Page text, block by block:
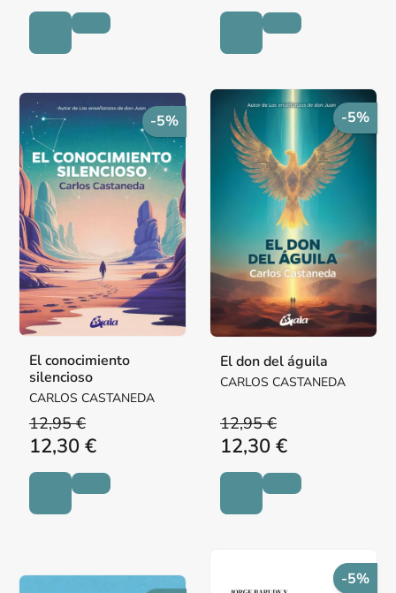
-5%
El conocimiento
silencioso
CARLOS CASTANEDA
12,95 €
12,30 €
-5%
El don del águila
CARLOS CASTANEDA
12,95 €
12,30 €
-5%